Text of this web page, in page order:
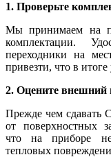
1. Проверьте
Мы принимаем на
комплектации.
переходники на
привезти, что в
2. Оцените внешний
Прежде чем сдавать
от поверхностных
что на приборе
тепловых